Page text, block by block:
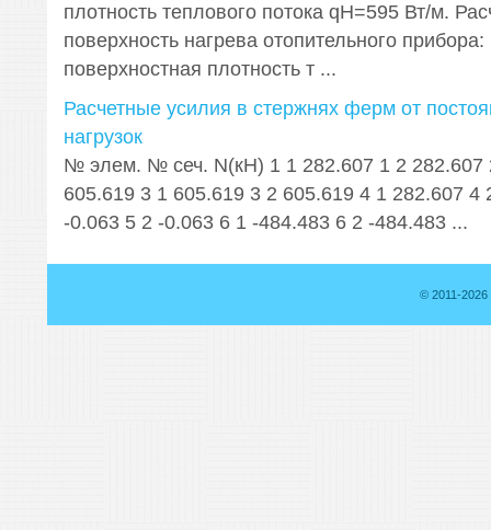
плотность теплового потока qН=595 Вт/м.
поверхность нагрева отопительного
поверхностная плотность т ...
Расчетные усилия в стержнях ферм от
нагрузок
№ элем. № сеч. N(кН) 1 1 282.607 1 2 282.607
605.619 3 1 605.619 3 2 605.619 4 1 282.607 4
-0.063 5 2 -0.063 6 1 -484.483 6 2 -484.483 ...
© 2011-2026